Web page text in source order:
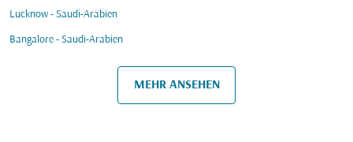
Lucknow - Saudi-Arabien
Bangalore - Saudi-Arabien
MEHR ANSEHEN